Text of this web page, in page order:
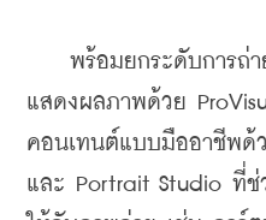
พร้อมยกระดับการถ่า
แสดงผลภาพด้วย
คอนเทนต์แบบมืออาชีพด้
และ Portrait Studio ที่ช่